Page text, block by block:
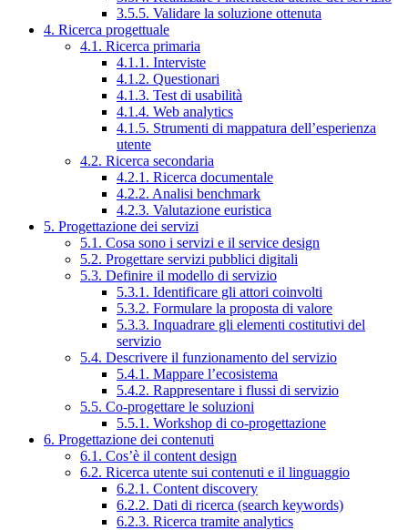
3.5.5. Validare la soluzione ottenuta
4. Ricerca progettuale
4.1. Ricerca primaria
4.1.1. Interviste
4.1.2. Questionari
4.1.3. Test di usabilità
4.1.4. Web analytics
4.1.5. Strumenti di mappatura dell’esperienza
utente
4.2. Ricerca secondaria
4.2.1. Ricerca documentale
4.2.2. Analisi benchmark
4.2.3. Valutazione euristica
5. Progettazione dei servizi
5.1. Cosa sono i servizi e il service design
5.2. Progettare servizi pubblici digitali
5.3. Definire il modello di servizio
5.3.1. Identificare gli attori coinvolti
5.3.2. Formulare la proposta di valore
5.3.3. Inquadrare gli elementi costitutivi del
servizio
5.4. Descrivere il funzionamento del servizio
5.4.1. Mappare l’ecosistema
5.4.2. Rappresentare i flussi di servizio
5.5. Co-progettare le soluzioni
5.5.1. Workshop di co-progettazione
6. Progettazione dei contenuti
6.1. Cos’è il content design
6.2. Ricerca utente sui contenuti e il linguaggio
6.2.1. Content discovery
6.2.2. Dati di ricerca (search keywords)
6.2.3. Ricerca tramite analytics